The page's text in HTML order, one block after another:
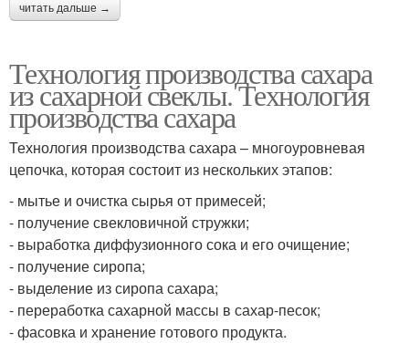
читать дальше →
Технология производства сахара
из сахарной свеклы. Технология
производства сахара
Технология производства сахара – многоуровневая
цепочка, которая состоит из нескольких этапов:
- мытье и очистка сырья от примесей;
- получение свекловичной стружки;
- выработка диффузионного сока и его очищение;
- получение сиропа;
- выделение из сиропа сахара;
- переработка сахарной массы в сахар-песок;
- фасовка и хранение готового продукта.